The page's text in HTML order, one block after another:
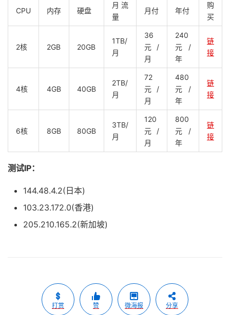
CPU 内存 硬盘
月流
量
月付 年付
购
买
2核 2GB 20GB
1TB/
月
36
元/
月
240
元/
年
链
接
4核 4GB 40GB
2TB/
月
72
元/
月
480
元/
年
链
接
6核 8GB 80GB
3TB/
月
120
元/
月
800
元/
年
链
接
测试IP：
144.48.4.2(日本)
103.23.172.0(香港)
205.210.165.2(新加坡)
打赏 赞 微海报 分享